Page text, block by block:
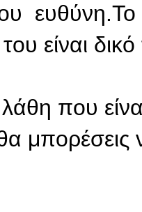
ευθύνη.Το
είναι
που
μπορέσεις